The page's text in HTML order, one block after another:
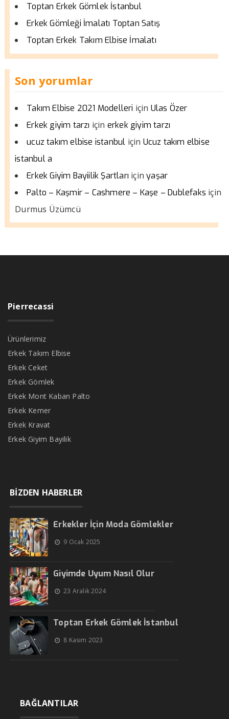
Toptan Erkek Gömlek İstanbul
Erkek Gömleği İmalatı Toptan Satış
Toptan Erkek Takım Elbise İmalatı
Son yorumlar
Takım Elbise 2021 Modelleri için Ulas Özer
Erkek giyim tarzı için erkek giyim tarzı
ucuz takım elbise istanbul için Ucuz takım elbise
istanbul a
Erkek Giyim Bayiilik Şartları içinyaşar
Palto – Kaşmir – Cashmere – Kaşe – Dublefaks için
Durmus Üzümcü
Pierrecassi
Ürünlerimiz
Erkek Takım Elbise
Erkek Ceket
Erkek Gömlek
Erkek Mont Kaban Palto
Erkek Kemer
Erkek Kravat
Erkek Giyim Bayilik
BİZDEN HABERLER
Erkekler İçin Moda Gömlekler
9 Ocak 2025
Giyimde Uyum Nasıl Olur
23 Aralık 2024
Toptan Erkek Gömlek İstanbul
8 Kasım 2023
BAĞLANTILAR